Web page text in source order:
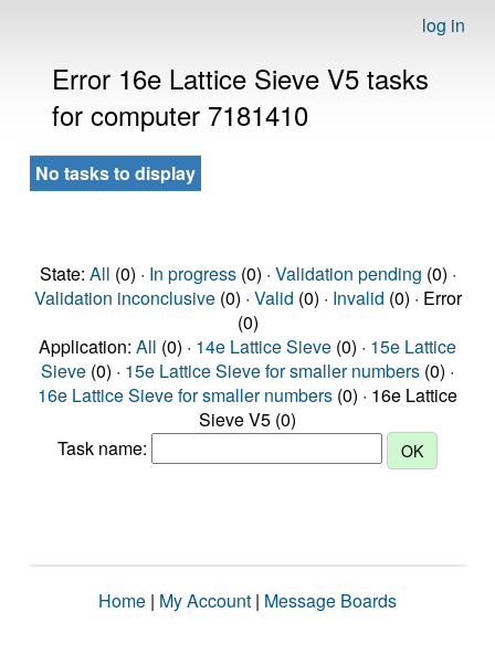
log in
Error 16e Lattice Sieve V5 tasks
for computer 7181410
No tasks to display
State: All (0) · In progress(0) · Validation pending (0) ·
Validation inconclusive(0) · Valid (0) · Invalid (0) · Error
(0)
Application: All (0) · 14e Lattice Sieve (0) · 15e Lattice
Sieve (0) · 15e Lattice Sieve for smaller numbers (0) ·
16e Lattice Sieve for smaller numbers (0) · 16e Lattice
Sieve V5 (0)
Task name:
Home | My Account | Message Boards